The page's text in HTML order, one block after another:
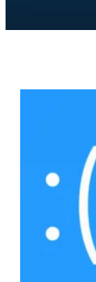
Tiempo de
No
primera